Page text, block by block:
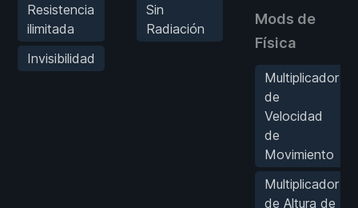
Resistencia
ilimitada
Invisibilidad
Sin
Radiación
Mods de
Física
Multiplicador
de
Velocidad
de
Movimiento
Multiplicador
de Altura de